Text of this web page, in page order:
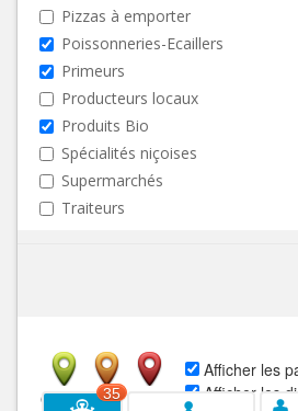
Pizzas à emporter
Poissonneries-Ecaillers
Primeurs
Producteurs locaux
Produits Bio
Spécialités niçoises
Supermarchés
Traiteurs
Afficher les
Afficher les
Ouvert 35